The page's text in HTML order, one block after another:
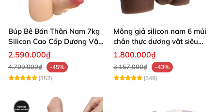
Búp Bê Bán Thân Nam 7kg
Silicon Cao Cấp Dương Vật
Giả Chân Thật Thiết Kế Cơ
Bắp Quyến Rũ
2.590.000₫
4.709.000₫
-45%
(352)
Mông giả silicon nam 6 múi
chân thực dương vật siêu
thật
1.800.000₫
3.157.000₫
-43%
(349)